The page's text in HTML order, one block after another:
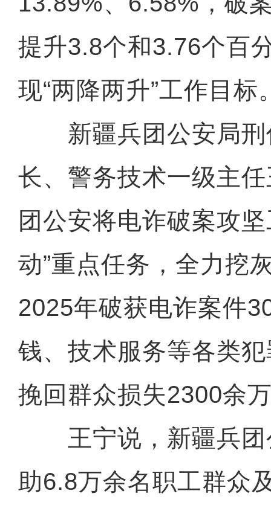
提升3.8个和3.76个百
现“两降两升”工作目标
新疆兵团公安局刑
长、警务技术一级主
团公安将电诈破案攻
动”重点任务，全力挖
2025年破获电诈案件
钱、技术服务等各类
挽回群众损失2300余
王宁说，新疆兵团
助6.8万余名职工群众